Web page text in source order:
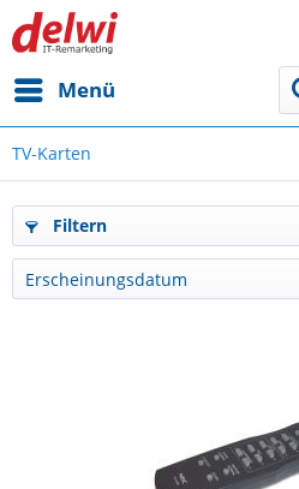
Menü
TV-Karten
Filtern